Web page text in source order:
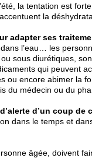
la tentation est
la
adapter ses
l’eau… les
sous diurétiques,
qui peuvent
ou encore abimer la
du médecin ou du
d’un coup de
dans le temps et
âgée, doivent